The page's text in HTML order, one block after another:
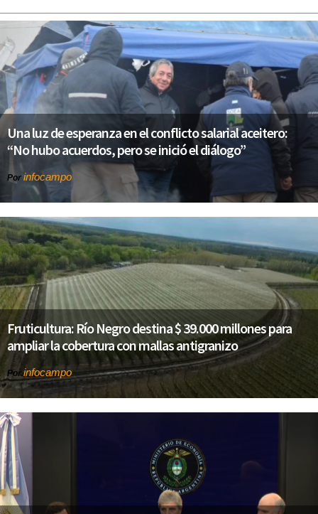
Una luz de esperanza en el conflicto salarial aceitero:
“No hubo acuerdos, pero se inició el diálogo”
Por infocampo
Fruticultura: Río Negro destina $ 39.000 millones para
ampliar la cobertura con mallas antigranizo
Por infocampo